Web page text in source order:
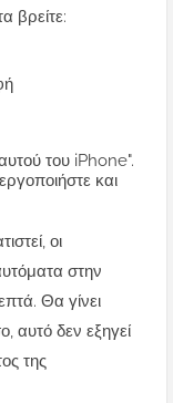
βρείτε:
του iPhone".
και
οι
στην
Θα γίνει
αυτό δεν εξηγεί
της